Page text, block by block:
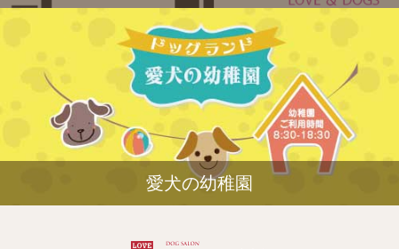
愛犬の幼稚園